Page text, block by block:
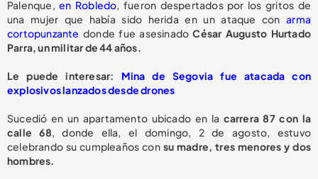
Palenque,en Robledo, fueron despertados por los gritos de
una mujer que había sido herida en un ataque conarma
cortopunzante donde fue asesinadoCésar Augusto Hurtado
Parra, un militar de 44 años.
Le puede interesar: Mina de Segovia fue atacada con
explosivos lanzados desde drones
Sucedió en un apartamento ubicado en la carrera 87 con la
calle 68, donde ella, el domingo, 2 de agosto, estuvo
celebrando su cumpleaños con su madre, tres menores y dos
hombres.